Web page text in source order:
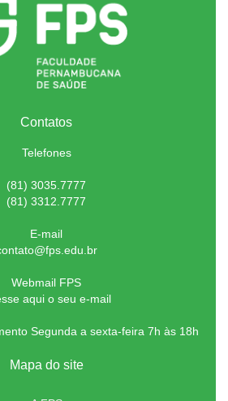
Contatos
Telefones
(81) 3035.7777
(81) 3312.7777
E-mail
Webmail FPS
aqui o seu e-mail
Segunda a sexta-feira 7h às 18h
Mapa do site